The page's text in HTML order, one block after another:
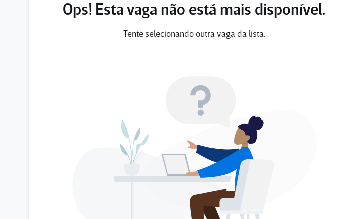
Ops! Esta vaga não está mais disponível.
Tente selecionando outra vaga da lista.